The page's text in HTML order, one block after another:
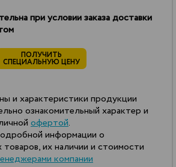
при условии заказа доставки
ПОЛУЧИТЬ
СПЕЦИАЛЬНУЮ ЦЕНУ
и характеристики продукции
ознакомительный характер и
офертой.
информации о
товаров, их наличии и стоимости
компании